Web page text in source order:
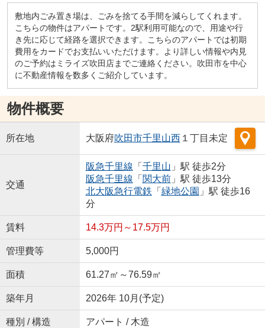
敷地内ごみ置き場は、ごみを捨てる手間を減らしてくれます。
こちらの物件はアパートです。2駅利用可能なので、用途や行
き先に応じて経路を選択できます。こちらのアパートでは初期
費用をカードでお支払いいただけます。より詳しい情報や内見
のご予約はミライズ吹田店までご連絡ください。吹田市を中心
に不動産情報を数多くご紹介しています。
物件概要
所在地 大阪府吹田市千里山西１丁目未定
交通
阪急千里線 「 千里山 」駅 徒歩2分
阪急千里線 「 関大前」駅 徒歩13分
北大阪急行電鉄 「 緑地公園 」駅 徒歩16
分
賃料 14.3万円～17.5万円
管理費等 5,000円
面積 61.27㎡～76.59㎡
築年月 2026年 10月(予定)
種別 / 構造 アパート / 木造